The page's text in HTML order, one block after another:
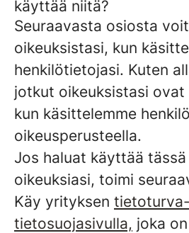
käyttää niitä?
Seuraavasta osiosta
oikeuksistasi, kun
henkilötietojasi. Kuten
jotkut oikeuksistasi ovat
kun käsittelemme
oikeusperusteella.
Jos haluat käyttää
oikeuksiasi, toimi
Käy yrityksen
tietosuojasivulla, joka on